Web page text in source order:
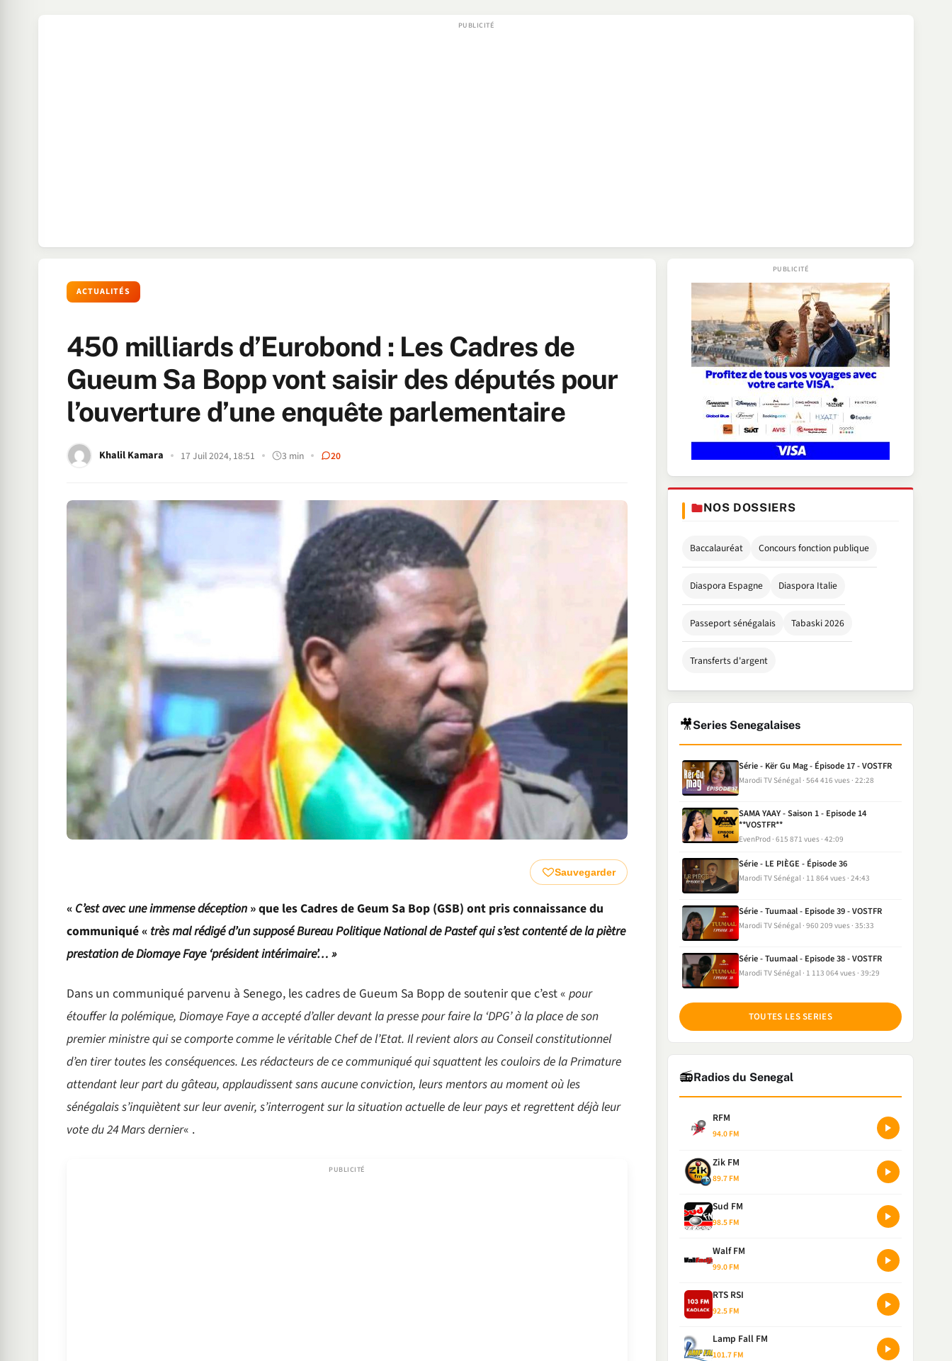
ACTUALITÉS
450 milliards d’Eurobond : Les Cadres de
Gueum Sa Bopp vont saisir des députés pour
l’ouverture d’une enquête parlementaire
Khalil Kamara 17 Juil 2024, 18:51 3 min 20
Sauvegarder
« C’est avec une immense déception» que les Cadres de Geum Sa Bop (GSB) ont pris connaissance du
communiqué « très mal rédigé d’un supposé Bureau Politique National de Pastef qui s’est contenté de la piètre
prestation de Diomaye Faye ‘président intérimaire’… »
Dans un communiqué parvenu à Senego, les cadres de Gueum Sa Bopp de soutenir que c’est « pour
étouffer la polémique, Diomaye Faye a accepté d’aller devant la presse pour faire la ‘DPG’ à la place de son
premier ministre qui se comporte comme le véritable Chef de l’Etat. Il revient alors au Conseil constitutionnel
d’en tirer toutes les conséquences. Les rédacteurs de ce communiqué qui squattent les couloirs de la Primature
attendant leur part du gâteau, applaudissent sans aucune conviction, leurs mentors au moment où les
sénégalais s’inquiètent sur leur avenir, s’interrogent sur la situation actuelle de leur pays et regrettent déjà leur
vote du 24 Mars dernier« .
NOS DOSSIERS
Baccalauréat Concours fonction publique
Diaspora Espagne Diaspora Italie
Passeport sénégalais Tabaski 2026
Transferts d'argent
🎥Series Senegalaises
Série - Kër Gu Mag - Épisode 17 - VOSTFR
Marodi TV Sénégal 564 416 vues 22:28
SAMA YAAY - Saison 1 - Episode 14
**VOSTFR**
EvenProd 615 871 vues 42:09
Série - LE PIÈGE - Épisode 36
Marodi TV Sénégal 11 864 vues 24:43
Série - Tuumaal - Episode 39 - VOSTFR
Marodi TV Sénégal 960 209 vues 35:33
Série - Tuumaal - Episode 38 - VOSTFR
Marodi TV Sénégal 1 113 064 vues 39:29
TOUTES LES SERIES
📻Radios du Senegal
RFM
94.0 FM
Zik FM
89.7 FM
Sud FM
98.5 FM
Walf FM
99.0 FM
RTS RSI
92.5 FM
Lamp Fall FM
101.7 FM